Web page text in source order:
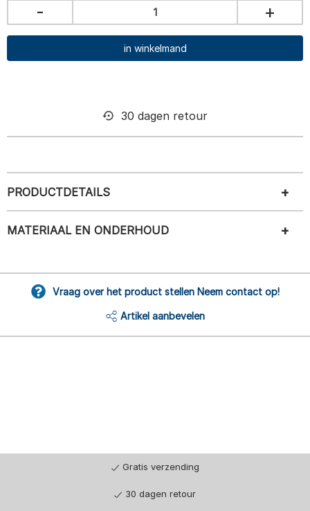
- +
in winkelmand
30 dagen retour
PRODUCTDETAILS
MATERIAAL EN ONDERHOUD
Vraag over het product stellen Neem contact op!
Artikel aanbevelen
Gratis verzending
30 dagen retour